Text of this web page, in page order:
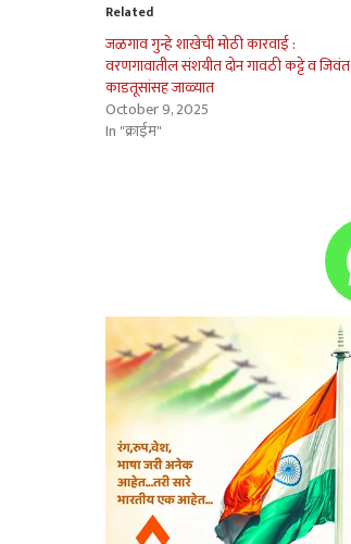
Related
जळगाव गुन्हे शाखेची मोठी कारवाई :
वरणगावातील संशयीत दोन गावठी कट्टे व जिवंत
काडतूसांसह जाळ्यात
October 9, 2025
In "क्राईम"